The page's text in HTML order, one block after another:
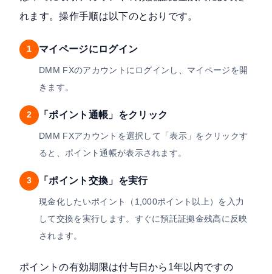
れます。操作手順は以下のとおりです。
1 マイページにログイン
DMM FXのアカウントにログインし、マイページを開
きます。
2 「ポイント通帳」をクリック
DMM FXアカウントを選択して「表示」をクリックす
ると、ポイント通帳が表示されます。
3 「ポイント交換」を実行
現金化したいポイント（1,000ポイント以上）を入力
して交換を実行します。すぐに預託証拠金残高に反映
されます。
ポイントの有効期限は付与日から1年以内ですの